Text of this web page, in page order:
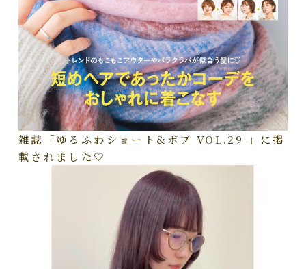
雑誌「ゆるふわショート&ボブ VOL.29 」に掲
載されました🤍